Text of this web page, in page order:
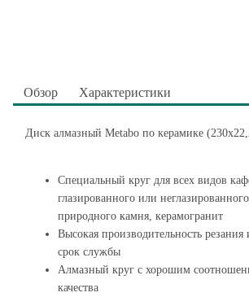
Обзор Характеристики
Диск алмазный Metabo по керамике
Специальный круг для всех видов
глазированного или
природного камня, керамогранит
Высокая производительность
срок службы
Алмазный круг с хорошим
качества